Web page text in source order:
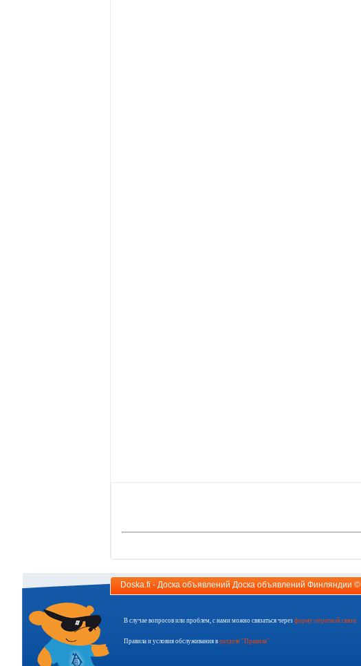
Doska.fi - Доска объявлений Доска объявлений Финляндии ©
В случае вопросов или проблем, с нами можно связаться через форму обратной связи
Правила и условия обслуживания в разделе "Правила"